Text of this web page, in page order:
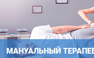
МАНУАЛЬНЫЙ